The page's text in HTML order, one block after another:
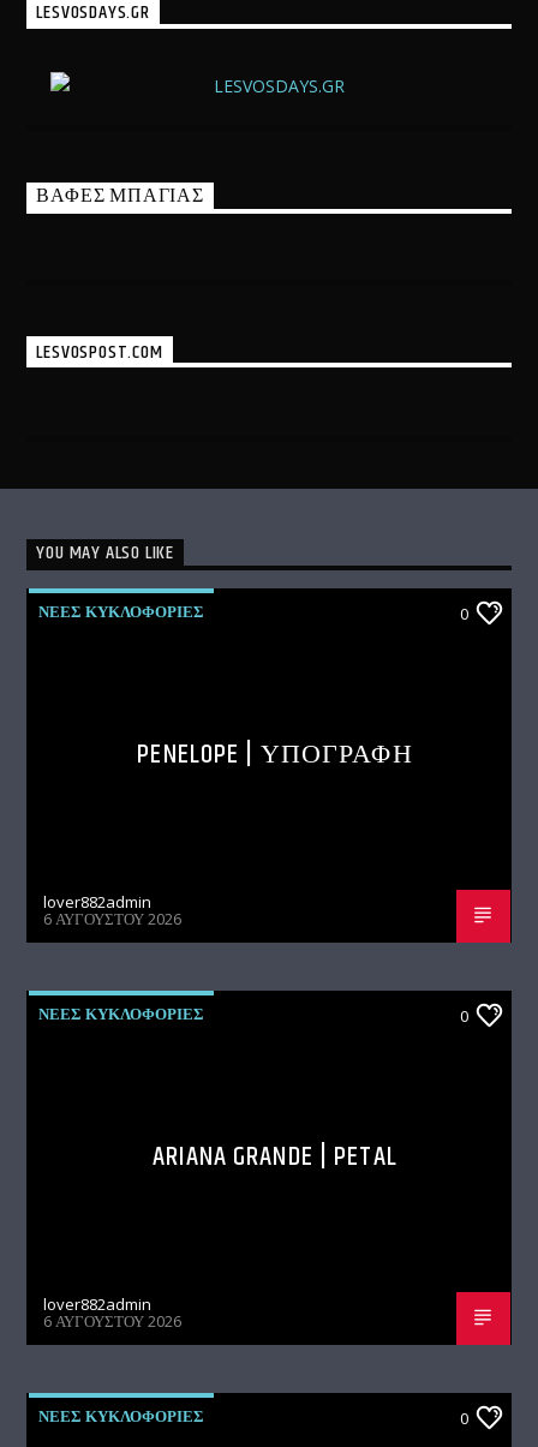
LESVOSDAYS.GR
ΒΑΦΕΣ ΜΠΑΓΙΑΣ
LESVOSPOST.COM
YOU MAY ALSO LIKE
ΝΕΕΣ ΚΥΚΛΟΦΟΡΙΕΣ 0
PENELOPE | ΥΠΟΓΡΑΦΗ
lover882admin
6 ΑΥΓΟΎΣΤΟΥ 2026
ΝΕΕΣ ΚΥΚΛΟΦΟΡΙΕΣ 0
ARIANA GRANDE | PETAL
lover882admin
6 ΑΥΓΟΎΣΤΟΥ 2026
ΝΕΕΣ ΚΥΚΛΟΦΟΡΙΕΣ 0